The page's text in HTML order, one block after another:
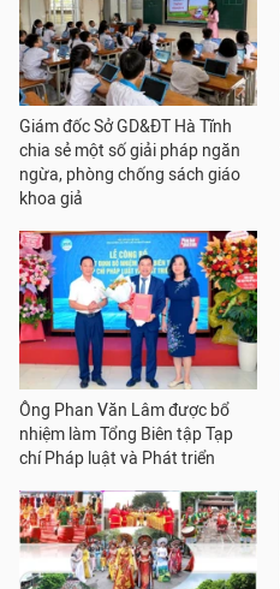
Giám đốc Sở GD&ĐT Hà Tĩnh
chia sẻ một số giải pháp ngăn
ngừa, phòng chống sách giáo
khoa giả
Ông Phan Văn Lâm được bổ
nhiệm làm Tổng Biên tập Tạp
chí Pháp luật và Phát triển